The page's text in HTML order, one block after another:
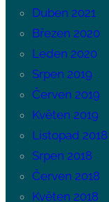
Duben 2021
Březen 2020
Leden 2020
Srpen 2019
Červen 2019
Květen 2019
Listopad 2018
Srpen 2018
Červen 2018
Květen 2018